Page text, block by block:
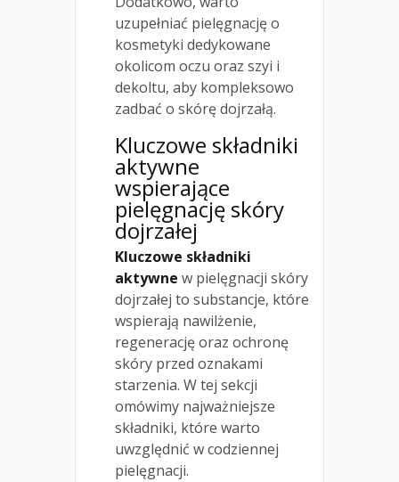
uzupełniać pielęgnację o
kosmetyki dedykowane
okolicom oczu oraz szyi i
dekoltu, aby kompleksowo
zadbać o skórę dojrzałą.
Kluczowe składniki
aktywne
wspierające
pielęgnację skóry
dojrzałej
Kluczowe składniki
aktywne w pielęgnacji skóry
dojrzałej to substancje, które
wspierają nawilżenie,
regenerację oraz ochronę
skóry przed oznakami
starzenia. W tej sekcji
omówimy najważniejsze
składniki, które warto
uwzględnić w codziennej
pielęgnacji.